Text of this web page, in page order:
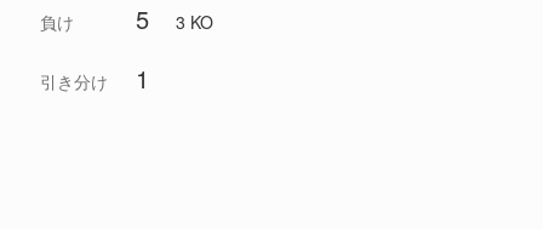
負け 5 3 KO
引き分け 1